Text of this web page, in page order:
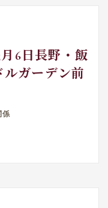
月6日長野・飯
ガーデン前
係